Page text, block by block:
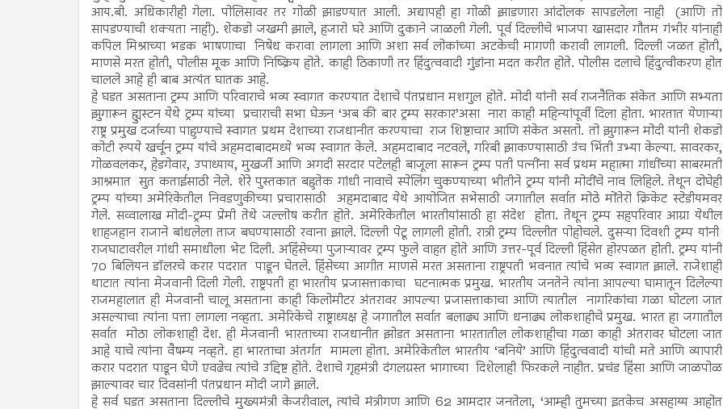
आय.बी. अधिकारीही गेला. पोलिसावर तर गोळी झाडण्यात आली. अद्यापही हा गोळी झाडणारा आंदोलक सापडलेला नाही (आणि तो
सापडण्याची शक्यता नाही). शेकडो जखमी झाले, हजारो घरे आणि दुकाने जाळली गेली. पूर्व दिल्लीचे भाजपा खासदार गौतम गंभीर यांनाही
कपिल मिश्राच्या भडक भाषणाचा निषेध करावा लागला आणि अशा सर्व लोकांच्या अटकेची मागणी करावी लागली. दिल्ली जळत होती,
माणसे मरत होती, पोलीस मूक आणि निष्क्रिय होते. काही ठिकाणी तर हिंदुत्ववादी गुंडांना मदत करीत होते. पोलीस दलाचे हिंदुत्वीकरण होत
चालले आहे ही बाब अत्यंत घातक आहे.
हे घडत असताना ट्रम्प आणि परिवाराचे भव्य स्वागत करण्यात देशाचे पंतप्रधान मशगुल होते. मोदी यांनी सर्व राजनैतिक संकेत आणि सभ्यता
झुगारून ह्युस्टन येथे ट्रम्प यांच्या प्रचाराची सभा घेऊन ‘अब की बार ट्रम्प सरकार’असा नारा काही महिन्यांपूर्वी दिला होता. भारतात येणाऱ्या
राष्ट्र प्रमुख दर्जाच्या पाहुण्याचे स्वागत प्रथम देशाच्या राजधानीत करण्याचा राज शिष्टाचार आणि संकेत असतो. तो झुगारून मोदी यांनी शेकडो
कोटी रुपये खर्चून ट्रम्प यांचे अहमदाबादमध्ये भव्य स्वागत केले. अहमदाबाद नटवले, गरिबी झाकण्यासाठी उंच भिंती उभ्या केल्या. सावरकर,
गोळवलकर, हेडगेवार, उपाध्याय, मुखर्जी आणि अगदी सरदार पटेलही बाजूला सारून ट्रम्प पती पत्नींना सर्व प्रथम महात्मा गांधींच्या साबरमती
आश्रमात सुत कताईसाठी नेले. शेरे पुस्तकात बहुतेक गांधी नावाचे स्पेलिंग चुकण्याच्या भीतीने ट्रम्प यांनी मोदींचे नाव लिहिले. तेथून दोघेही
ट्रम्प यांच्या अमेरिकेतील निवडणुकीच्या प्रचारासाठी अहमदाबाद येथे आयोजित सभेसाठी जगातील सर्वात मोठे मोंतेरो क्रिकेट स्टेडीयमवर
गेले. सव्वालाख मोदी-ट्रम्प प्रेमी तेथे जल्लोष करीत होते. अमेरिकेतील भारतीयांसाठी हा संदेश होता. तेथून ट्रम्प सहपरिवार आग्रा येथील
शाहजहान राजाने बांधलेला ताज बघण्यासाठी रवाना झाले. दिल्ली पेटू लागली होती. रात्री ट्रम्प दिल्लीत पोहोचले. दुसऱ्या दिवशी ट्रम्प यांनी
राजघाटावरील गांधी समाधीला भेट दिली. अहिंसेच्या पुजाऱ्यावर ट्रम्प फुले वाहत होते आणि उत्तर-पूर्व दिल्ली हिंसेत होरपळत होती. ट्रम्प यांनी
70 बिलियन डॉलरचे करार पदरात पाडून घेतले. हिंसेच्या आगीत माणसे मरत असताना राष्ट्रपती भवनात त्यांचे भव्य स्वागत झाले. राजेशाही
थाटात त्यांना मेजवानी दिली गेली. राष्ट्रपती हा भारतीय प्रजासत्ताकाचा घटनात्मक प्रमुख. भारतीय जनतेने त्यांना आपल्या घामातून दिलेल्या
राजमहालात ही मेजवानी चालू असताना काही किलोमीटर अंतरावर आपल्या प्रजासत्ताकाचा आणि त्यातील नागरिकांचा गळा घोटला जात
असल्याचा त्यांना पत्ता लागला नव्हता. अमेरिकेचे राष्ट्राध्यक्ष हे जगातील सर्वात बलाढ्य आणि धनाढ्य लोकशाहीचे प्रमुख. भारत हा जगातील
सर्वात मोठा लोकशाही देश. ही मेजवानी भारताच्या राजधानीत झोडत असताना भारतातील लोकशाहीचा गळा काही अंतरावर घोटला जात
आहे याचे त्यांना वैषम्य नव्हते. हा भारताचा अंतर्गत मामला होता. अमेरिकेतील भारतीय ‘बनिये’ आणि हिंदुत्ववादी यांची मते आणि व्यापारी
करार पदरात पाडून घेणे एवढेच त्यांचे उद्दिष्ट होते. देशाचे गृहमंत्री दंगलग्रस्त भागाच्या दिशेलाही फिरकले नाहीत. प्रचंड हिंसा आणि जाळपोळ
झाल्यावर चार दिवसांनी पंतप्रधान मोदी जागे झाले.
हे सर्व घडत असताना दिल्लीचे मुख्यमंत्री केजरीवाल, त्यांचे मंत्रीगण आणि 62 आमदार जनतेला, ‘आम्ही तुमच्या इतकेच असहाय्य आहोत